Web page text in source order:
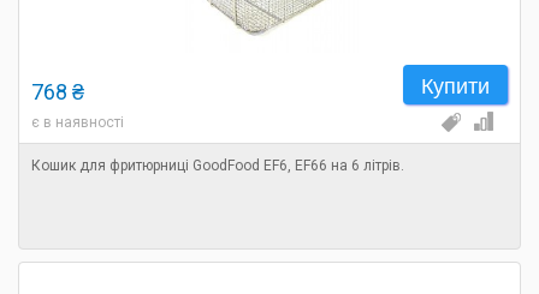
Купити
768 ₴
є в наявності
Кошик для фритюрниці GoodFood EF6, EF66 на 6 літрів.